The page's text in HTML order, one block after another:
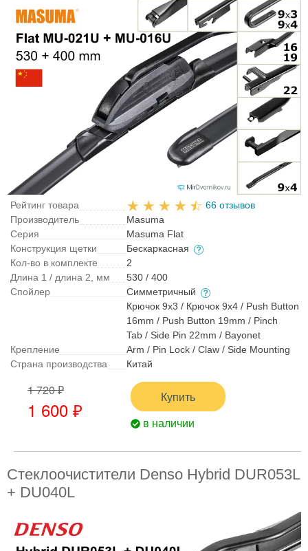
Рейтинг товара
66 отзывов
Производитель
Masuma
Серия
Masuma Flat
Конструкция щетки
Бескаркасная
Кол-во в комплекте
2
Длина 1 / длина 2, мм
530 / 400
Спойлер
Симметричный
Крепление
Крючок 9x3 / Крючок 9x4 / Push Button
16mm / Push Button 19mm / Pinch
Tab / Side Pin 22mm / Bayonet
Arm / Pin Lock / Claw / Side Mounting
Страна производства
Китай
1 720 ₽
1 600 ₽
Купить
в наличии
Стеклоочистители Denso Hybrid DUR053L
+ DU040L